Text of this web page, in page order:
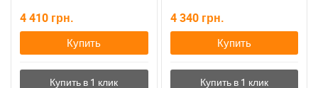
4 410 грн.
Купить
4 340 грн.
Купить